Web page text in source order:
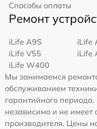
Способы оплаты
Ремонт
iLife A9S
iLife
iLife V55
iLife
iLife W400
Мы занимаемся
обслуживанием
гарантийного
независимо и не
производителя. Цены